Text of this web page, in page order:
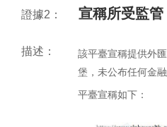
證據2： 宣稱所受監管
描述：
該平臺宣稱提供外
堡，未公布任何金
平臺宣稱如下：